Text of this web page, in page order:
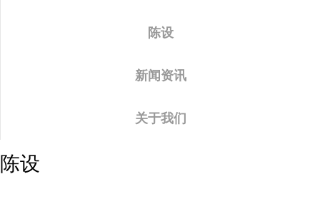
陈设
新闻资讯
关于我们
陈设